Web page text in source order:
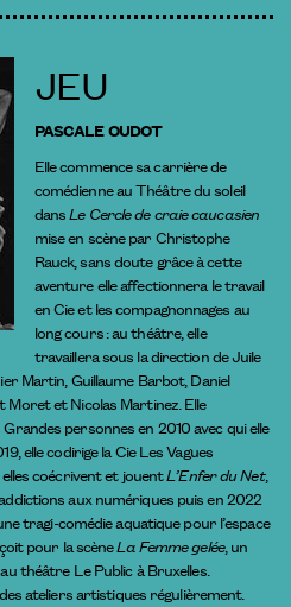
JEU
PASCALE OUDOT
Elle commence sa carrière de
comédienne au Théâtre du soleil
dansLe Cercle de craie caucasien
mise en scène par Christophe
Rauck, sans doute grâce à cette
aventure elle affectionnera le travail
en Cie et les compagnonnages au
long cours : au théâtre, elle
travaillera sous la direction de Juile
Martin, Guillaume Barbot, Daniel
et Nicolas Martinez. Elle
personnes en 2010 avec qui elle
elle codirige la Cie Les Vagues
coécrivent et jouentL’Enfer du Net,
aux numériques puis en 2022
tragi-comédie aquatique pour l’espace
pour la scèneLa Femme gelée, un
théâtre Le Public à Bruxelles.
ateliers artistiques régulièrement.